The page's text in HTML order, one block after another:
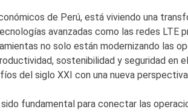
de Perú, está viviendo una
avanzadas como las redes LTE
no solo están modernizando las
sostenibilidad y seguridad en
del siglo XXI con una nueva
fundamental para conectar las